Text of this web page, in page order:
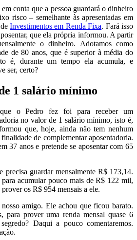
conta que a pessoa guardará o dinheiro
risco – semelhante às apresentadas em
Investimentos em Renda Fixa. Fará isso
que ela própria informou. A partir
o dinheiro. Adotamos como
de 80 anos, que é superior à média do
é, durante um tempo ela acumula, e
ser, certo?
1 salário mínimo
o Pedro fez foi para receber um
no valor de 1 salário mínimo, isto é,
que, hoje, ainda não tem nenhum
de complementar aposentadoria.
37 anos e pretende se aposentar com 65
precisa guardar mensalmente R$ 173,14.
acumular pouco mais de R$ 122 mil,
os R$ 954 mensais a ele.
amigo. Ele achou que ficou barato.
para prover uma renda mensal quase 6
Daqui a pouco comentaremos.